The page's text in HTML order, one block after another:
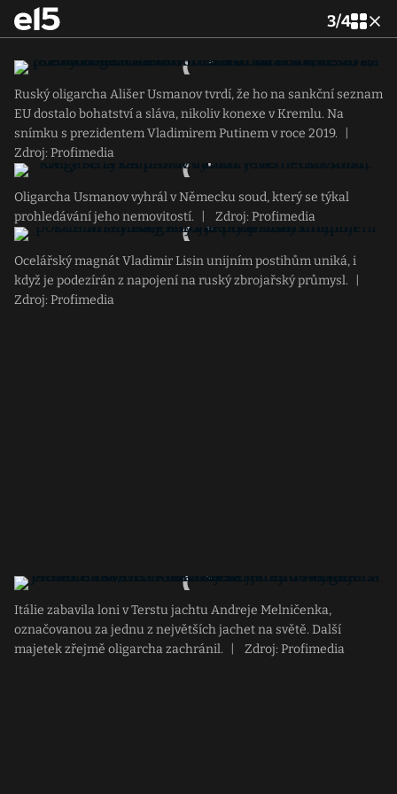
3/4
Ruský oligarcha Ališer Usmanov tvrdí, že ho na sankční seznam
EU dostalo bohatství a sláva, nikoliv konexe v Kremlu. Na
snímku s prezidentem Vladimirem Putinem v roce 2019.
Zdroj: Profimedia
Oligarcha Usmanov vyhrál v Německu soud, který se týkal
prohledávání jeho nemovitostí.
Zdroj: Profimedia
Ocelářský magnát Vladimir Lisin unijním postihům uniká, i
když je podezírán z napojení na ruský zbrojařský průmysl.
Zdroj: Profimedia
Itálie zabavila loni v Terstu jachtu Andreje Melničenka,
označovanou za jednu z největších jachet na světě. Další
majetek zřejmě oligarcha zachránil.
Zdroj: Profimedia